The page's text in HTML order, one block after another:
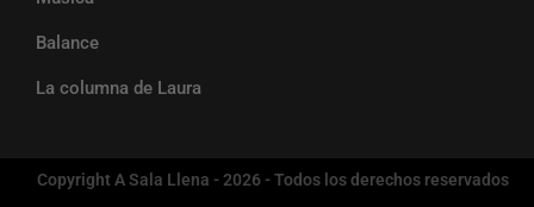
Balance
La columna de Laura
Copyright A Sala Llena - 2026 - Todos los derechos reservados